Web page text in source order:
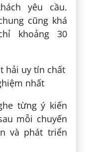
yêu cầu.
cũng khá
khoảng 30
từng ý kiến
mỗi chuyến
và phát triển